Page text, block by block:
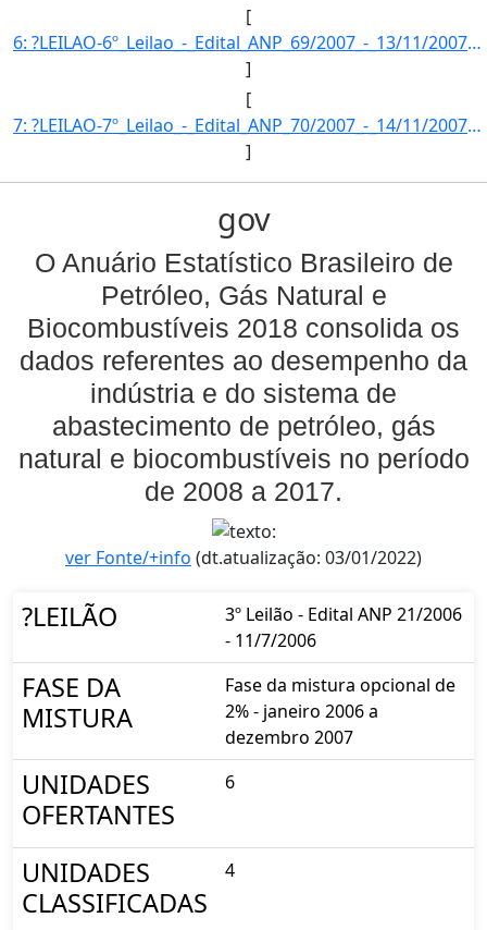
[
6: ?LEILAO-6º_Leilao_-_Edital_ANP_69/2007_-_13/11/2007-FASE_DA_MISTURA-Fase_da_mistura_obrigatoria_(2%_]
]
[
7: ?LEILAO-7º_Leilao_-_Edital_ANP_70/2007_-_14/11/2007-FASE_DA_MISTURA-Fase_da_mistura_obrigatoria_(2%_]
]
gov
O Anuário Estatístico Brasileiro de
Petróleo, Gás Natural e
Biocombustíveis 2018 consolida os
dados referentes ao desempenho da
indústria e do sistema de
abastecimento de petróleo, gás
natural e biocombustíveis no período
de 2008 a 2017.
ver Fonte/+info (dt.atualização: 03/01/2022)
?LEILÃO
3º Leilão - Edital ANP 21/2006
- 11/7/2006
FASE DA
MISTURA
Fase da mistura opcional de
2% - janeiro 2006 a
dezembro 2007
UNIDADES
OFERTANTES
6
UNIDADES
CLASSIFICADAS
4